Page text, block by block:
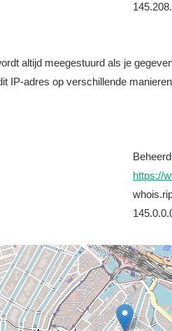
altijd meegestuurd als je
IP-adres op verschillende
https://